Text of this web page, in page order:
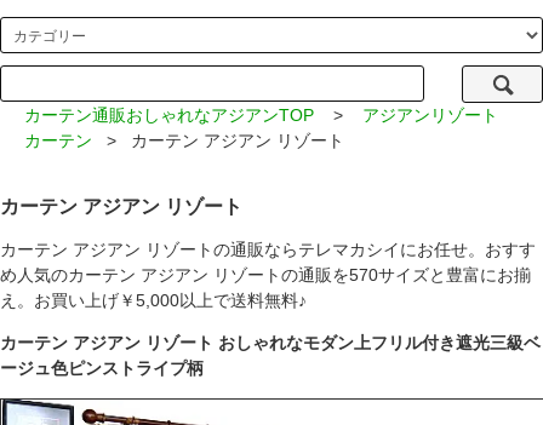
カーテン通販おしゃれなアジアンTOP > アジアンリゾート
カーテン > カーテン アジアン リゾート
カーテン アジアン リゾート
カーテン アジアン リゾートの通販ならテレマカシイにお任せ。おすす
め人気のカーテン アジアン リゾートの通販を570サイズと豊富にお揃
え。お買い上げ￥5,000以上で送料無料♪
カーテン アジアン リゾート おしゃれなモダン上フリル付き遮光三級ベ
ージュ色ピンストライプ柄